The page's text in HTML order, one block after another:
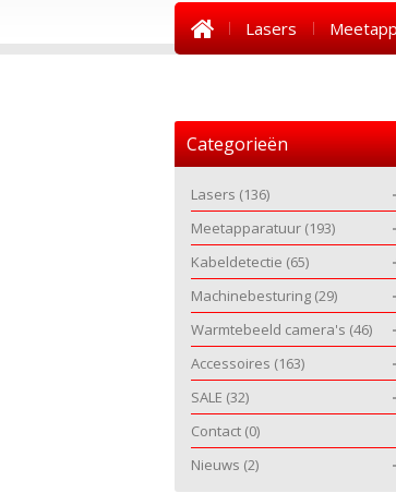
Lasers
Categorieën
Lasers (136)
Meetapparatuur (193)
Kabeldetectie (65)
Machinebesturing (29)
Warmtebeeld camera's (46)
Accessoires (163)
SALE (32)
Contact (0)
Nieuws (2)